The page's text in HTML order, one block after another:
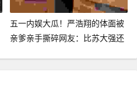
五一内娱大瓜！严浩翔的体面被
亲爹亲手撕碎网友：比苏大强还